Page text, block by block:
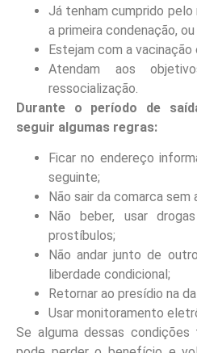
Já tenham cumprido
a primeira condenação,
Estejam com a
Atendam aos
ressocialização.
Durante o período de
seguir algumas regras:
Ficar no endereço
seguinte;
Não sair da comarca
Não beber, usar
prostíbulos;
Não andar junto de
liberdade condicional;
Retornar ao presídio na
Usar monitoramento
Se alguma dessas